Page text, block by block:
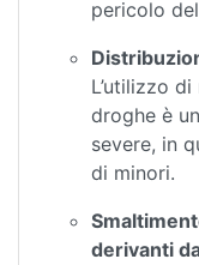
pericolo
L’utilizzo
droghe è
severe, in
di minori.
derivanti